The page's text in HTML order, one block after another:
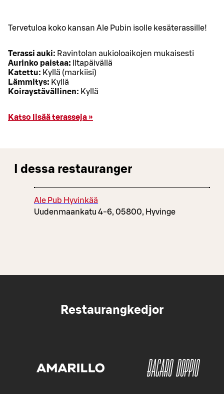
Tervetuloa koko kansan Ale Pubin isolle kesäterassille!
Terassi auki: Ravintolan aukioloaikojen mukaisesti
Aurinko paistaa: Iltapäivällä
Katettu: Kyllä (markiisi)
Lämmitys: Kyllä
Koiraystävällinen: Kyllä
Katso lisää terasseja »
I dessa restauranger
Ale Pub Hyvinkää
Uudenmaankatu 4-6, 05800, Hyvinge
Restaurangkedjor